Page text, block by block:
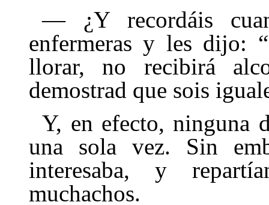
— ¿Y recordáis
enfermeras y les dijo:
llorar, no recibirá
demostrad que sois
Y, en efecto, ninguna
una sola vez. Sin
interesaba, y
muchachos.